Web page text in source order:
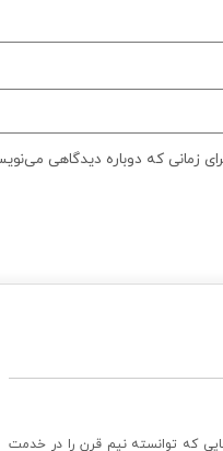
زمانی که دوباره دیدگاهی
که توانسته نیم قرن را در خدمت